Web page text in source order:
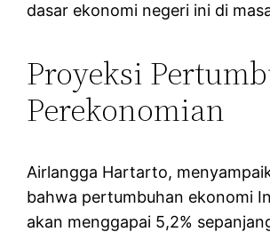
dasar ekonomi negeri ini di
Proyeksi
Perekonomian
Airlangga Hartarto,
bahwa pertumbuhan ekonomi
akan menggapai 5,2%